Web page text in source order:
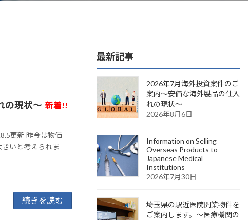
の現状～ 新着!!
更新 昨今は物価
いと考えられま
続きを読む
最新記事
2026年7月海外投資案件のご
案内～安価な海外製品の仕入
れの現状～
2026年8月6日
Information on Selling
Overseas Products to
Japanese Medical
Institutions
2026年7月30日
埼玉県の駅近医院開業物件を
ご案内します。～医療機関の